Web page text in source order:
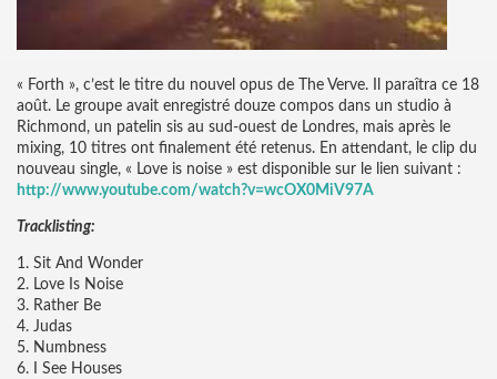
« Forth », c’est le titre du nouvel opus de The Verve. Il paraîtra ce 18
août. Le groupe avait enregistré douze compos dans un studio à
Richmond, un patelin sis au sud-ouest de Londres, mais après le
mixing, 10 titres ont finalement été retenus. En attendant, le clip du
nouveau single, « Love is noise » est disponible sur le lien suivant :
http://www.youtube.com/watch?v=wcOX0MiV97A
Tracklisting:
1. Sit And Wonder
2. Love Is Noise
3. Rather Be
4. Judas
5. Numbness
6. I See Houses